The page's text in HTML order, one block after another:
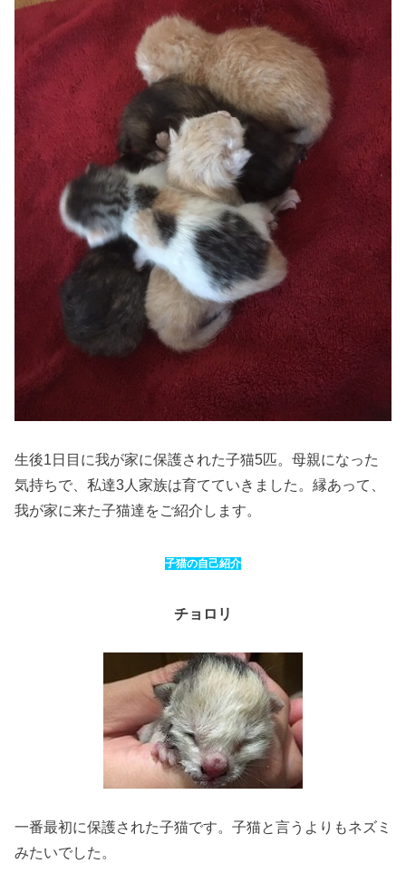
生後1日目に我が家に保護された子猫5匹。母親になった
気持ちで、私達3人家族は育てていきました。縁あって、
我が家に来た子猫達をご紹介します。
子猫の自己紹介
チョロリ
一番最初に保護された子猫です。子猫と言うよりもネズミ
みたいでした。